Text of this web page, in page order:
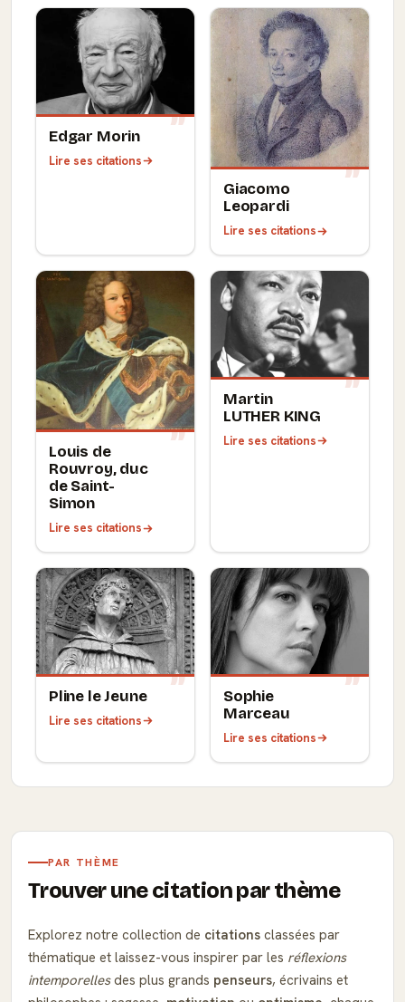
Edgar Morin
Lire ses citations
Giacomo
Leopardi
Lire ses citations
Louis de
Rouvroy, duc
de Saint-
Simon
Lire ses citations
Martin
LUTHER KING
Lire ses citations
Pline le Jeune
Lire ses citations
Sophie
Marceau
Lire ses citations
PAR THÈME
Trouver une citation par thème
Explorez notre collection de citations classées par
thématique et laissez-vous inspirer par les réflexions
intemporellesdes plus grands penseurs, écrivains et